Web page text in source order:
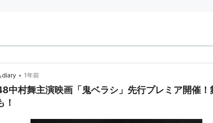
diary • 1年前
中村舞主演映画「鬼ベラシ」先行プレミア開催！
！